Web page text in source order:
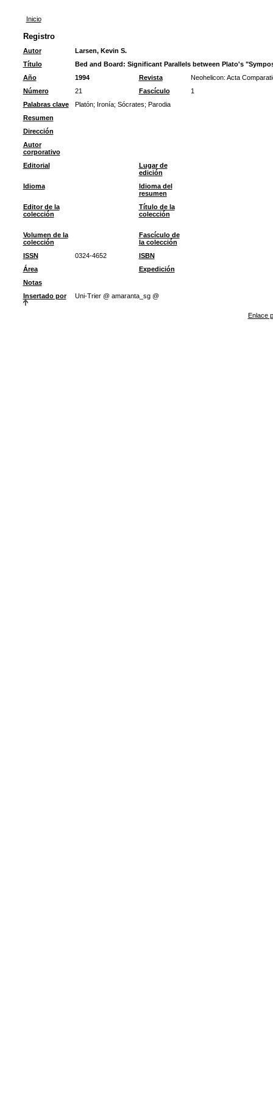
Inicio
Registro
Autor
Larsen, Kevin S.
Título
Bed and Board: Significant Parallels between Plato's
Año
1994 Revista
Neohelicon: Acta
Número
21 Fascículo
1
Palabras clave
Platón; Ironía; Sócrates; Parodia
Resumen
Dirección
Autor
corporativo
Editorial
Lugar de
edición
Idioma
Idioma del
resumen
Editor de la
colección
Título de la
colección
Volumen de la
colección
Fascículo de
la colección
ISSN
0324-4652
ISBN
Área
Expedición
Notas
Insertado por
Uni-Trier @ amaranta_sg @
Enlace